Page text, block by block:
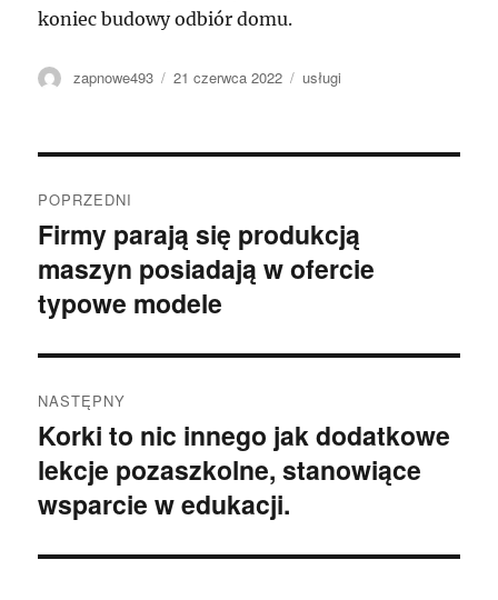
koniec budowy odbiór domu.
Autor
zapnowe493
Data
21 czerwca 2022 Kategorie
usługi
wpisu
POPRZEDNI
Poprzedni
wpis:
Firmy parają się produkcją
maszyn posiadają w ofercie
typowe modele
NASTĘPNY
Następny
wpis:
Korki to nic innego jak dodatkowe
lekcje pozaszkolne, stanowiące
wsparcie w edukacji.